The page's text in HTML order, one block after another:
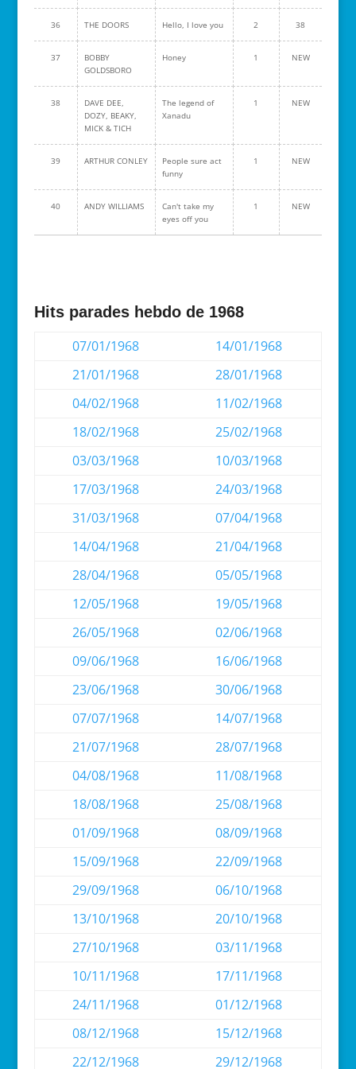
36 THE DOORS Hello, I love you 2 38
37
BOBBY
GOLDSBORO
Honey 1 NEW
38
DAVE DEE,
DOZY, BEAKY,
MICK & TICH
The legend of
Xanadu
1 NEW
39 ARTHUR CONLEY
People sure act
funny
1 NEW
40 ANDY WILLIAMS
Can't take my
eyes off you
1 NEW
Hits parades hebdo de 1968
07/01/1968
14/01/1968
21/01/1968
28/01/1968
04/02/1968
11/02/1968
18/02/1968
25/02/1968
03/03/1968
10/03/1968
17/03/1968
24/03/1968
31/03/1968
07/04/1968
14/04/1968
21/04/1968
28/04/1968
05/05/1968
12/05/1968
19/05/1968
26/05/1968
02/06/1968
09/06/1968
16/06/1968
23/06/1968
30/06/1968
07/07/1968
14/07/1968
21/07/1968
28/07/1968
04/08/1968
11/08/1968
18/08/1968
25/08/1968
01/09/1968
08/09/1968
15/09/1968
22/09/1968
29/09/1968
06/10/1968
13/10/1968
20/10/1968
27/10/1968
03/11/1968
10/11/1968
17/11/1968
24/11/1968
01/12/1968
08/12/1968
15/12/1968
22/12/1968
29/12/1968